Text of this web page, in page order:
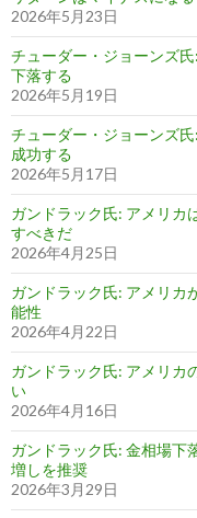
2026年5月23日
チューダー・ジョーンズ
下落する
2026年5月19日
チューダー・ジョーンズ
成功する
2026年5月17日
ガンドラック氏: アメリカ
すべきだ
2026年4月25日
ガンドラック氏: アメリカ
能性
2026年4月22日
ガンドラック氏: アメリカ
い
2026年4月16日
ガンドラック氏: 金相場下
増しを推奨
2026年3月29日